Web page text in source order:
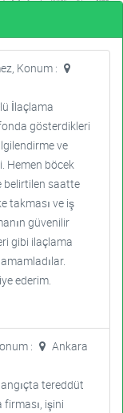
Konum :
İlaçlama
gösterdikleri
ve
Hemen böcek
belirtilen saatte
takması ve iş
güvenilir
gibi ilaçlama
ederim.
:
Ankara
tereddüt
firması, işini